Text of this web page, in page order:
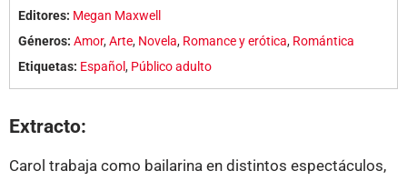
Editores: Megan Maxwell
Géneros: Amor,Arte, Novela, Romance y erótica, Romántica
Etiquetas: Español, Público adulto
Extracto:
Carol trabaja como bailarina en distintos espectáculos,